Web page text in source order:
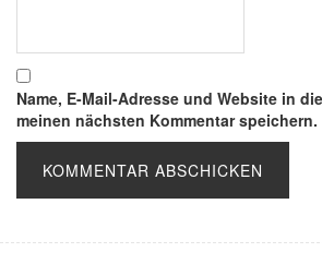
Name, E-Mail-Adresse und Website in
meinen nächsten Kommentar speichern.